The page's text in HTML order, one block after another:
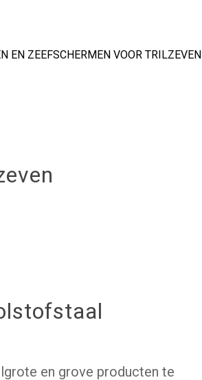
EN ZEEFSCHERMEN VOOR TRILZEVEN
en grove producten te